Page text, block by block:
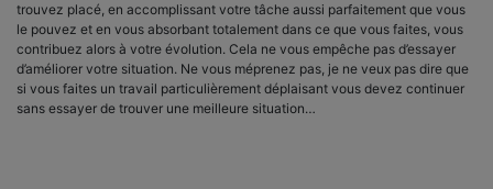
trouvez placé, en accomplissant votre tâche aussi parfaitement que vous
le pouvez et en vous absorbant totalement dans ce que vous faites, vous
contribuez alors à votre évolution. Cela ne vous empêche pas d’essayer
d’améliorer votre situation. Ne vous méprenez pas, je ne veux pas dire que
si vous faites un travail particulièrement déplaisant vous devez continuer
sans essayer de trouver une meilleure situation…